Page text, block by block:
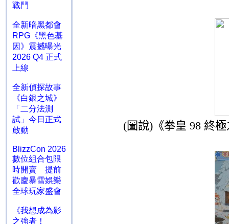
戰鬥
全新暗黑都會
RPG《黑色基
因》震撼曝光
2026 Q4 正式
上線
全新偵探故事
《白銀之城》
「二分法測
試」今日正式
啟動
BlizzCon 2026
數位組合包限
時開賣 提前
歡慶暴雪娛樂
全球玩家盛會
《我想成為影
之強者！
(圖說)《拳皇 98 終